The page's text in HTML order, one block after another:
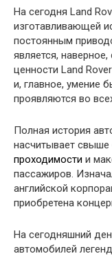
На сегодня Land
изготавливающей
постоянным
является,
ценности Land
и, главное, умение
проявляются во
Полная история
насчитывает свыше
проходимости и
пассажиров.
английской
приобретена
На сегодняшний
автомобилей